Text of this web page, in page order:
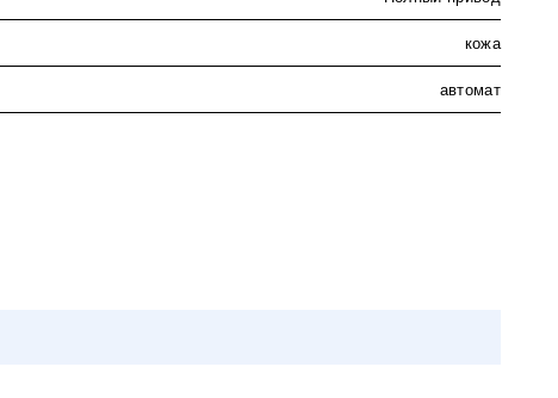
кожа
автомат